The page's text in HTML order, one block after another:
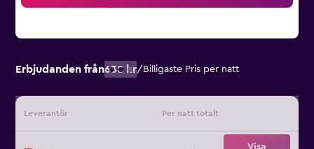
Erbjudanden från638 kr/ Billigaste Pris per natt
Leverantör Per natt totalt
Visa